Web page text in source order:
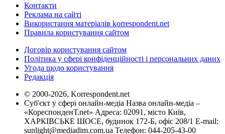
Контакти
Реклама на сайті
Використання матеріалів korrespondent.net
Правила користування сайтом
Договір користування сайтом
Політика у сфері конфіденційності і персональних даних
Угода щодо користування
Редакція
© 2000-2026, Korrespondent.net
Суб'єкт у сфері онлайн-медіа Назва онлайн-медіа –
«КореспонденТ.net» Адреса: 02091, місто Київ,
ХАРКІВСЬКЕ ШОСЕ, будинок 172-Б, офіс 208/1 E-mail:
sunlight@mediadim.com.ua Телефон: 044-205-43-00